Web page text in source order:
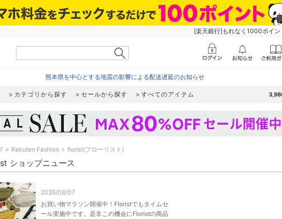
[楽天銀行]もれなく1000ポイン
熊本県を中心とする地震の影響による配送遅延のお知らせ
カテゴリから探す セールから探す すべてのアイテム
Rakuten Fashion florist(フローリスト)
ショップニュース
2026/08/07
お買い物マラソン開催中！Floristでもタイムセ
ール実施中です。是非この機会にFloristの商品